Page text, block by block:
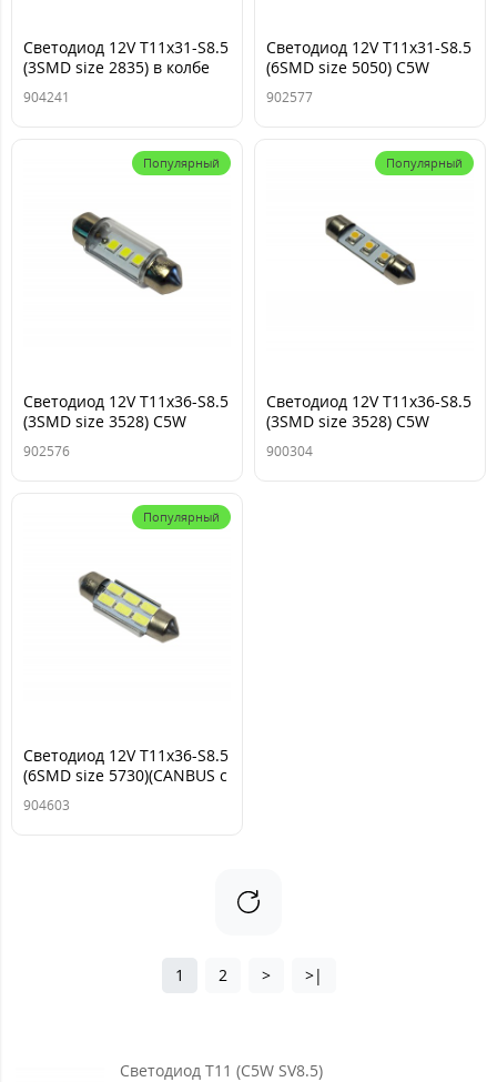
Светодиод 12V T11x31-S8.5
(3SMD size 2835) в колбе
белый 0.18W 18lm SV8.5
TM NORD YADA
904241
Светодиод 12V T11x31-S8.5
(6SMD size 5050) C5W
белый TM NORD YADA
902577
Популярный
Светодиод 12V T11x36-S8.5
(3SMD size 3528) C5W
белый 0.18W 18lm TM
NORD YADA
902576
Популярный
Светодиод 12V T11x36-S8.5
(3SMD size 3528) C5W
теплый белый 0.24W 16lm
TM NORD YADA
900304
Популярный
Светодиод 12V T11x36-S8.5
(6SMD size 5730)(CANBUS c
рад-ром) C5W 1.92W 72lm
белый TM NORD YADA
904603
1 2 > >|
Светодиод T11 (C5W SV8.5)